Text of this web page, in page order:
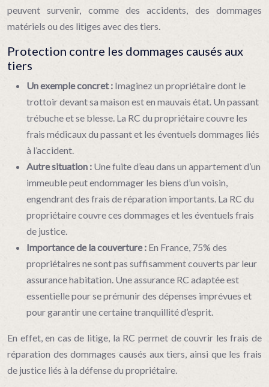
peuvent survenir, comme des accidents, des dommages
matériels ou des litiges avec des tiers.
Protection contre les dommages causés aux
tiers
Un exemple concret : Imaginez un propriétaire dont le
trottoir devant sa maison est en mauvais état. Un passant
trébuche et se blesse. La RC du propriétaire couvre les
frais médicaux du passant et les éventuels dommages liés
à l’accident.
Autre situation : Une fuite d’eau dans un appartement d’un
immeuble peut endommager les biens d’un voisin,
engendrant des frais de réparation importants. La RC du
propriétaire couvre ces dommages et les éventuels frais
de justice.
Importance de la couverture : En France, 75% des
propriétaires ne sont pas suffisamment couverts par leur
assurance habitation. Une assurance RC adaptée est
essentielle pour se prémunir des dépenses imprévues et
pour garantir une certaine tranquillité d’esprit.
En effet, en cas de litige, la RC permet de couvrir les frais de
réparation des dommages causés aux tiers, ainsi que les frais
de justice liés à la défense du propriétaire.